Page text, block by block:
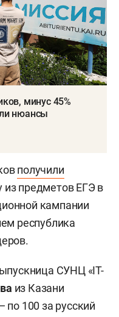
минус 45%
нюансы
получили
предметов ЕГЭ в
кампании
республика
СУНЦ «IT-
из Казани
по 100 за русский